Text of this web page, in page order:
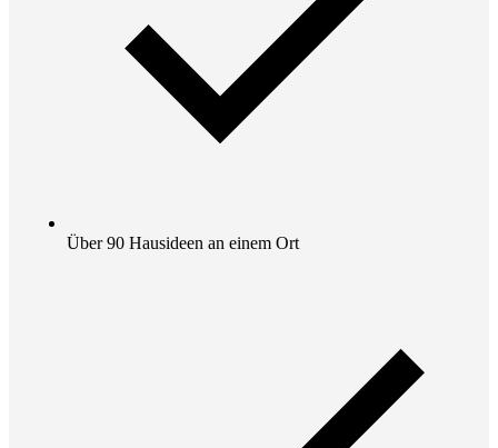
Über 90 Hausideen an einem Ort